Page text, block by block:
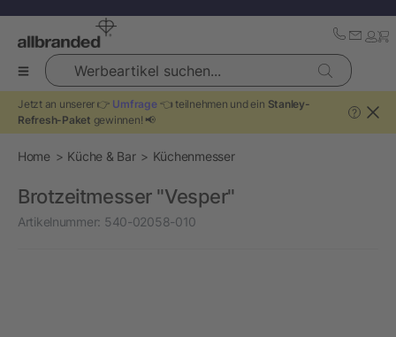
Werbeartikel suchen...
Jetzt an unserer 👉 Umfrage👈 teilnehmen und ein Stanley-
Refresh-Paket gewinnen! 📢
?
Home Küche & Bar Küchenmesser
Brotzeitmesser "Vesper"
Artikelnummer: 540-02058-010